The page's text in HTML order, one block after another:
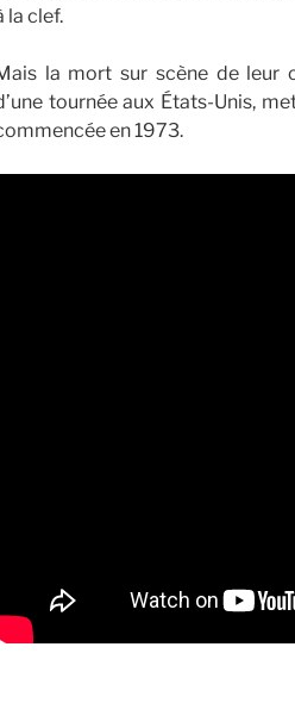
la clef.
la mort sur scène de leur
tournée aux États-Unis,
en 1973.